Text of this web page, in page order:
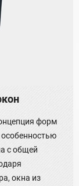
форм
с общей
окна из